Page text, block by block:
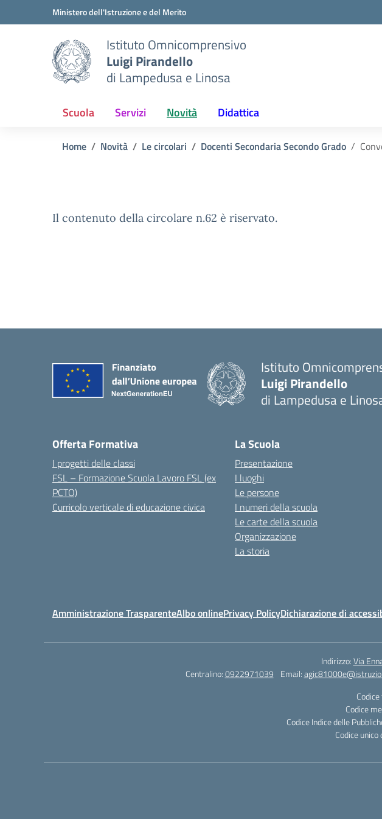
Vai ai contenuti
Vai al menu di navigazioneMinistero dell'Istruzione e del Merito
Istituto Omnicomprensivo
Luigi Pirandello
di Lampedusa e Linosa
Scuola Servizi Novità Didattica
Home Novità Le circolari Docenti Secondaria Secondo Grado
Il contenuto della circolare n.62 è riservato.
Istituto
Luigi Pirandello
di Lampedusa e
Offerta Formativa
I progetti delle classi
FSL – Formazione Scuola Lavoro FSL (ex
PCTO)
Curricolo verticale di educazione civica
La Scuola
Presentazione
I luoghi
Le persone
I numeri della scuola
Le carte della scuola
Organizzazione
La storia
Amministrazione TrasparenteAlbo onlinePrivacy PolicyDichiarazione di
Indirizzo:Via
Centralino:0922971039 Email:
Codice
Codice Indice delle
Codice